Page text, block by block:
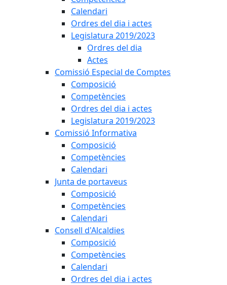
Calendari
Ordres del dia i actes
Legislatura 2019/2023
Ordres del dia
Actes
Comissió Especial de Comptes
Composició
Competències
Ordres del dia i actes
Legislatura 2019/2023
Comissió Informativa
Composició
Competències
Calendari
Junta de portaveus
Composició
Competències
Calendari
Consell d'Alcaldies
Composició
Competències
Calendari
Ordres del dia i actes